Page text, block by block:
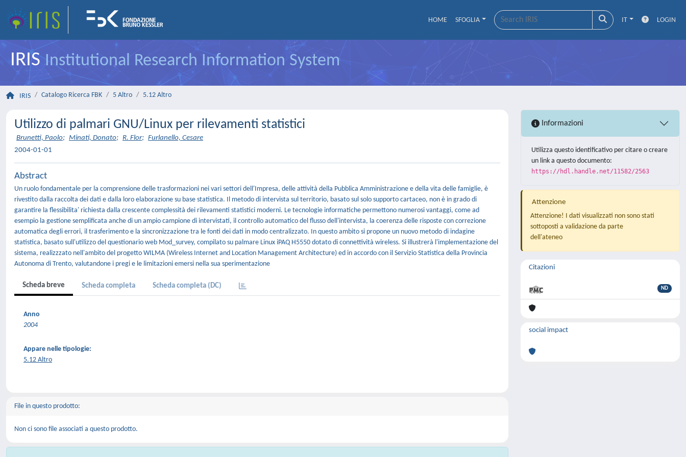
HOME SFOGLIA IT LOGIN
IRISInstitutional Research Information System
IRIS Catalogo Ricerca FBK 5 Altro 5.12 Altro
Utilizzo di palmari GNU/Linux per rilevamenti statistici
Brunetti, Paolo; Minati, Donato; R. Flor; Furlanello, Cesare
2004-01-01
Abstract
Un ruolo fondamentale per la comprensione delle trasformazioni nei vari settori dell'Impresa, delle attività della Pubblica Amministrazione e della vita delle famiglie, è
rivestito dalla raccolta dei dati e dalla loro elaborazione su base statistica. Il metodo di intervista sul territorio, basato sul solo supporto cartaceo, non è in grado di
garantire la flessibilita' richiesta dalla crescente complessità dei rilevamenti statistici moderni. Le tecnologie informatiche permettono numerosi vantaggi, come ad
esempio la gestione semplificata anche di un ampio campione di intervistati, il controllo automatico del flusso dell'intervista, la coerenza delle risposte con correzione
automatica degli errori, il trasferimento e la sincronizzazione tra le fonti dei dati in modo centralizzato. In questo ambito si propone un nuovo metodo di indagine
statistica, basato sull'utilizzo del questionario web Mod_survey, compilato su palmare Linux iPAQ H5550 dotato di connettività wireless. Si illustrerà l'implementazione del
sistema, realizzzato nell'ambito del progetto WILMA (Wireless Internet and Location Management Architecture) ed in accordo con il Servizio Statistica della Provincia
Autonoma di Trento, valutandone i pregi e le limitazioni emersi nella sua sperimentazione
Scheda breve Scheda completa Scheda completa (DC)
Anno
2004
Appare nelle tipologie:
5.12 Altro
File in questo prodotto:
Non ci sono file associati a questo prodotto.
Informazioni
Utilizza questo identificativo per citare o creare
un link a questo documento:
https://hdl.handle.net/11582/2563
Attenzione
Attenzione! I dati visualizzati non sono stati
sottoposti a validazione da parte
dell'ateneo
Citazioni
ND
social impact